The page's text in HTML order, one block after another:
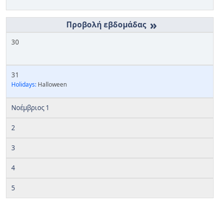
»
30
31
Holidays: Halloween
Νοέμβριος 1
2
3
4
5